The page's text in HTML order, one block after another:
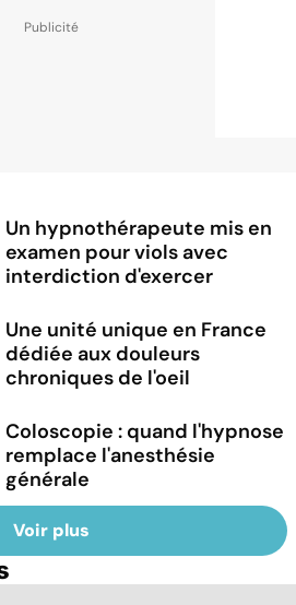
Un hypnothérapeute mis en
examen pour viols avec
interdiction d'exercer
Une unité unique en France
dédiée aux douleurs
chroniques de l'oeil
Coloscopie : quand l'hypnose
remplace l'anesthésie
générale
Voir plus